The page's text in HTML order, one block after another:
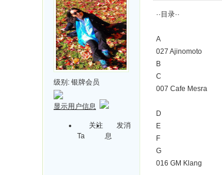
级别: 银牌会员
显示用户信息
关注
Ta
发消
息
··目录··
A
027 Ajinomoto
B
C
007 Cafe Mesra
D
E
F
G
016 GM Klang